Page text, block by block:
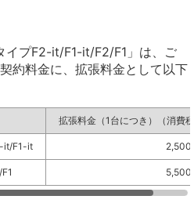
イプF2-it/F1-it/F2/F1」は、ご
約料金に、拡張料金として以下
拡張料金（1台につき）（消費
it/F1-it 2,500
5,500